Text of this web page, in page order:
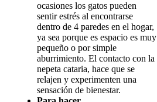
ocasiones los gatos pueden
sentir estrés al encontrarse
dentro de 4 paredes en el hogar,
ya sea porque es espacio es muy
pequeño o por simple
aburrimiento. El contacto con la
nepeta cataria, hace que se
relajen y experimenten una
sensación de bienestar.